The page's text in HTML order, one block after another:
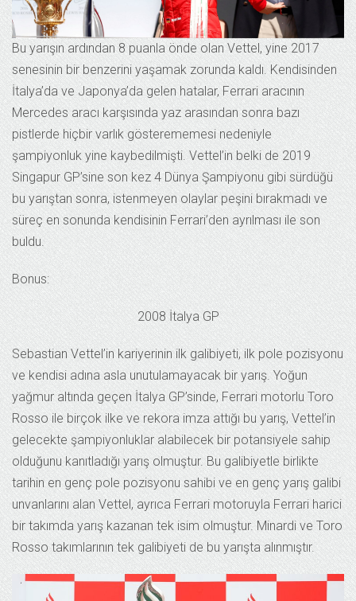
Bu yarışın ardından 8 puanla önde olan Vettel, yine 2017
senesinin bir benzerini yaşamak zorunda kaldı. Kendisinden
İtalya’da ve Japonya’da gelen hatalar, Ferrari aracının
Mercedes aracı karşısında yaz arasından sonra bazı
pistlerde hiçbir varlık gösterememesi nedeniyle
şampiyonluk yine kaybedilmişti. Vettel’in belki de 2019
Singapur GP’sine son kez 4 Dünya Şampiyonu gibi sürdüğü
bu yarıştan sonra, istenmeyen olaylar peşini bırakmadı ve
süreç en sonunda kendisinin Ferrari’den ayrılması ile son
buldu.
Bonus:
2008 İtalya GP
Sebastian Vettel’in kariyerinin ilk galibiyeti, ilk pole pozisyonu
ve kendisi adına asla unutulamayacak bir yarış. Yoğun
yağmur altında geçen İtalya GP’sinde, Ferrari motorlu Toro
Rosso ile birçok ilke ve rekora imza attığı bu yarış, Vettel’in
gelecekte şampiyonluklar alabilecek bir potansiyele sahip
olduğunu kanıtladığı yarış olmuştur. Bu galibiyetle birlikte
tarihin en genç pole pozisyonu sahibi ve en genç yarış galibi
unvanlarını alan Vettel, ayrıca Ferrari motoruyla Ferrari harici
bir takımda yarış kazanan tek isim olmuştur. Minardi ve Toro
Rosso takımlarının tek galibiyeti de bu yarışta alınmıştır.